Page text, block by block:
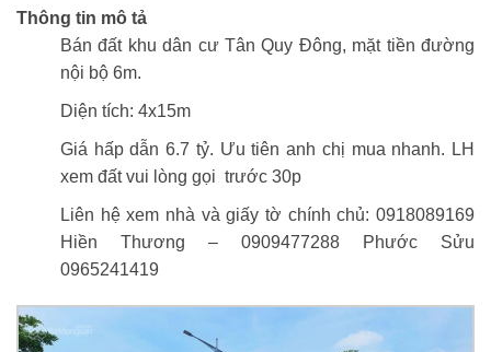
Thông tin mô tả
Bán đất khu dân cư Tân Quy Đông, mặt tiền đường
nội bộ 6m.
Diện tích: 4x15m
Giá hấp dẫn 6.7 tỷ. Ưu tiên anh chị mua nhanh. LH
xem đất vui lòng gọi trước 30p
Liên hệ xem nhà và giấy tờ chính chủ: 0918089169
Hiền Thương – 0909477288 Phước Sửu
0965241419